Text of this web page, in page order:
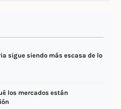
sigue siendo más escasa de lo
los mercados están